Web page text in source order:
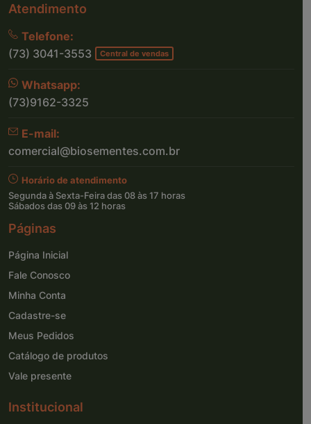
Atendimento
Telefone:
(73) 3041-3553
Central de vendas
Whatsapp:
(73)9162-3325
E-mail:
comercial@biosementes.com.br
Horário de atendimento
Segunda à Sexta-Feira das 08 às 17 horas
Sábados das 09 às 12 horas
Páginas
Página Inicial
Fale Conosco
Minha Conta
Cadastre-se
Meus Pedidos
Catálogo de produtos
Vale presente
Institucional